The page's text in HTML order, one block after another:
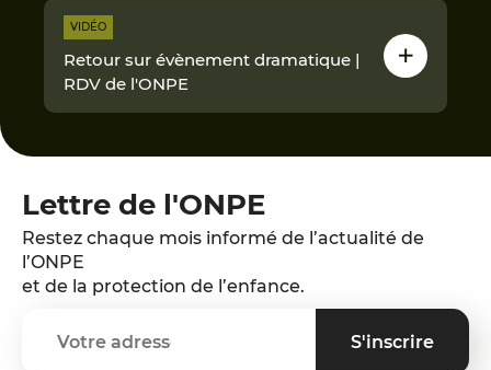
VIDÉO
Retour sur évènement dramatique |
RDV de l'ONPE
Lettre de l'ONPE
Restez chaque mois informé de l’actualité de
l’ONPE
et de la protection de l’enfance.